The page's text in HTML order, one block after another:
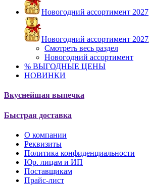
Новогодний ассортимент 2027
Новогодний ассортимент 2027
Смотреть весь раздел
Новогодний ассортимент
% ВЫГОДНЫЕ ЦЕНЫ
НОВИНКИ
Вкуснейшая выпечка
Быстрая доставка
О компании
Реквизиты
Политика конфиденциальности
Юр. лицам и ИП
Поставщикам
Прайс-лист